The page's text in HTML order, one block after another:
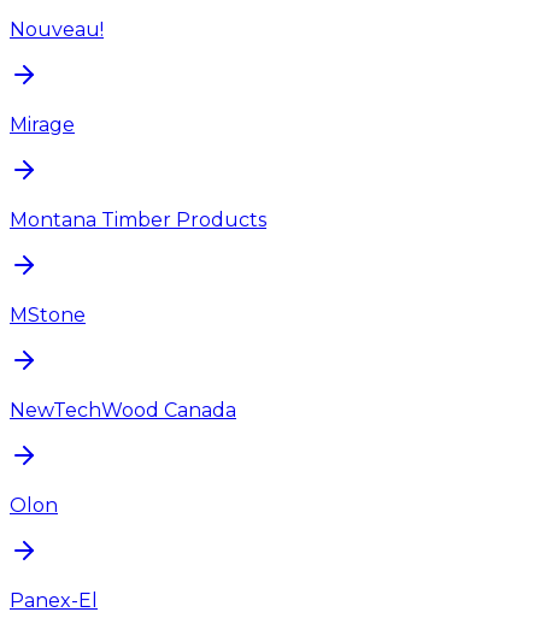
Nouveau!
Mirage
Montana Timber Products
MStone
NewTechWood Canada
Olon
Panex-El